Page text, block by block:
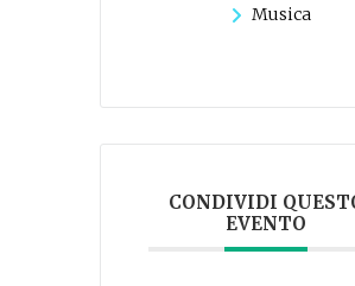
Musica
CONDIVIDI
EVENTO